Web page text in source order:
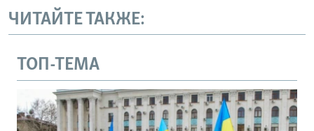
ЧИТАЙТЕ ТАКЖЕ:
ТОП-ТЕМА